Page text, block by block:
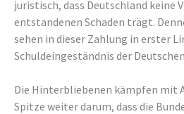
juristisch, dass Deutschland keine
entstandenen Schaden trägt.
sehen in dieser Zahlung in erster
Schuldeingeständnis der
Die Hinterbliebenen kämpfen mit
Spitze weiter darum, dass die